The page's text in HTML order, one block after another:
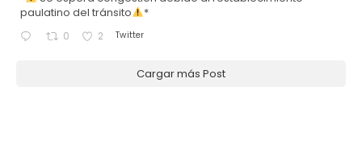
paulatino del tránsito
*
0 2 Twitter
Cargar más Post